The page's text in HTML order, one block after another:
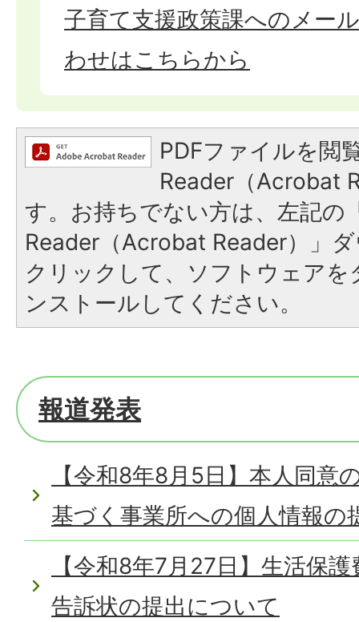
子育て支援政策課へのメー
わせはこちらから
PDFファイルを閲
Reader（Acrobat
す。お持ちでない方は、左記の
Reader（Acrobat Reader）」
クリックして、ソフトウェア
ンストールしてください。
報道発表
【令和8年8月5日】本人同意
基づく事業所への個人情報の
【令和8年7月27日】生活保
告訴状の提出について